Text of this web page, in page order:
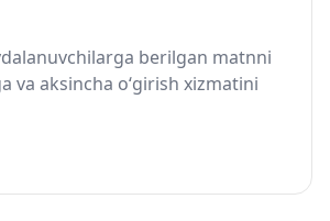
berilgan matnni
va aksincha o‘girish xizmatini